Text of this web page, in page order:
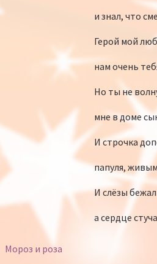
и знал, что
Герой мой
нам очень
Но ты не
мне в доме
И строчка
папуля,
И слёзы
а сердце
Мороз и роза